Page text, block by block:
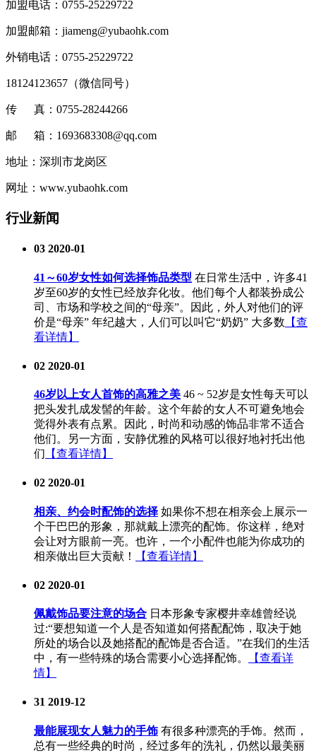
加盟电话：0755-25229722
加盟邮箱：jiameng@yubaohk.com
外销电话：0755-25229722
18124123657（微信同号）
传 真：0755-28244266
邮 箱：1693683308@qq.com
地址：深圳市龙岗区
网址：www.yubaohk.com
行业新闻
03 2020-01
41～60岁女性如何选择饰品类型 在日常生活中，许多41
岁至60岁的女性已经放弃化妆。他们每个人都装扮成公
司、市场和学校之间的“母亲”。因此，外人对他们的评
价是“母亲” 年纪越大，人们可以叫它“奶奶” 大多数 【查
看详情】
02 2020-01
46岁以上女人首饰的高雅之美 46 ~ 52岁是女性每天可以
把头发扎成发髻的年龄。这个年龄的女人不可避免地会
觉得外表有点累。因此，时尚和动感的饰品非常不适合
他们。另一方面，安静优雅的风格可以很好地衬托出他
们 【查看详情】
02 2020-01
相亲、约会时配饰的选择 如果你不想在相亲会上展示一
个干巴巴的形象，那就戴上漂亮的配饰。你这样，绝对
会让对方眼前一亮。也许，一个小配件也能为你成功的
相亲做出巨大贡献！
【查看详情】
02 2020-01
佩戴饰品要注意的场合 日本形象专家樱井幸雄曾经说
过:“要想知道一个人是否知道如何搭配配饰，取决于她
所处的场合以及她搭配的配饰是否合适。”在我们的生活
中，有一些特殊的场合需要小心选择配饰。
【查看详
情】
31 2019-12
最能展现女人魅力的手饰 有很多种漂亮的手饰。然而，
总有一些经典的时尚，经过多年的洗礼，仍然以最美丽